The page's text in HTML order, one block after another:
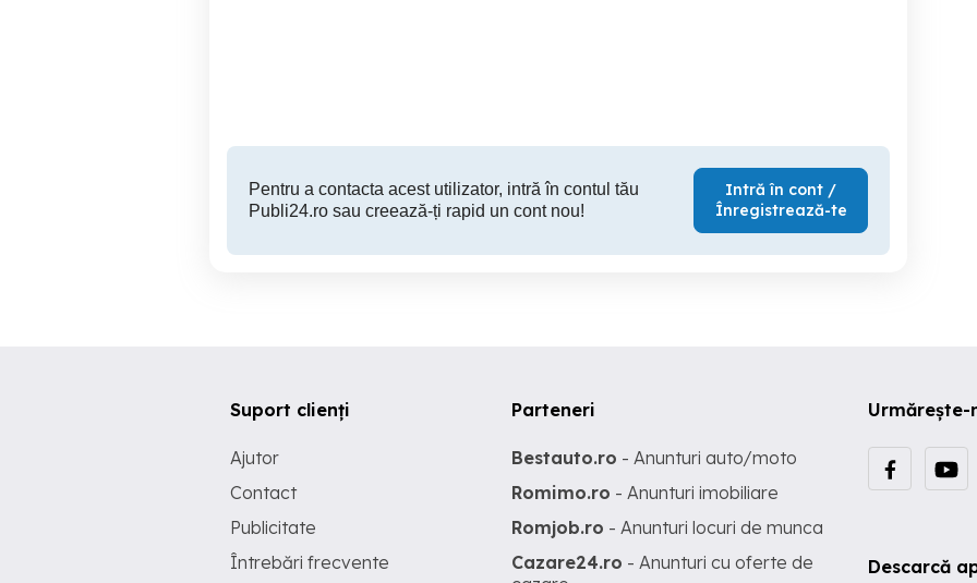
Pentru a contacta acest utilizator, intră în contul tău
Publi24.ro sau creează-ți rapid un cont nou!
Intră în cont /
Înregistrează-te
Urmărește-
Descarcă
Suport clienți
Ajutor
Contact
Publicitate
Întrebări frecvente
Parteneri
Bestauto.ro - Anunturi auto/moto
Romimo.ro - Anunturi imobiliare
Romjob.ro - Anunturi locuri de munca
Cazare24.ro - Anunturi cu oferte de